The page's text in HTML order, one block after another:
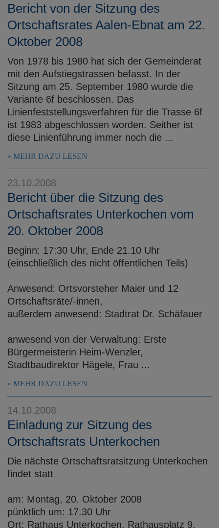
Bericht von der Sitzung des
Ortschaftsrates Aalen-Ebnat am 22.
Oktober 2008
Von 1978 bis 1980 hat sich der Gemeinderat
mit den Aufstiegstrassen befasst. In der
Sitzung am 25. September 1980 wurde die
Variante 6f beschlossen. Das
Linienfeststellungsverfahren für die Trasse 6f
ist 1983 abgeschlossen worden. Seither ist
diese Linienführung immer noch die ...
MEHR DAZU LESEN
23.10.2008
Bericht über die Sitzung des
Ortschaftsrates Unterkochen vom
20. Oktober 2008
Beginn: 17:30 Uhr, Ende 21.10 Uhr
(einschließlich des nicht öffentlichen Teils)
Anwesend: Ortsvorsteher Maier und 12
Ortschaftsräte/-innen,
außerdem anwesend: Stadtrat Dr. Schäfauer
anwesend von der Verwaltung: Erste
Bürgermeisterin Heim-Wenzler,
Stadtbaudirektor Hägele, Frau ...
MEHR DAZU LESEN
14.10.2008
Einladung zur Sitzung des
Ortschaftsrats Unterkochen
Die nächste Ortschaftsratsitzung Unterkochen
findet statt
am: Montag, 20. Oktober 2008
pünktlich um: 17.30 Uhr
Ort: Rathaus Unterkochen, Rathausplatz 9,